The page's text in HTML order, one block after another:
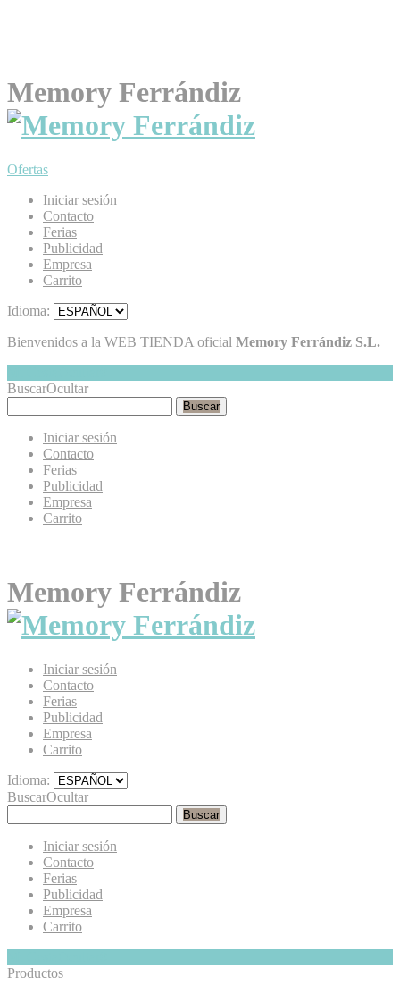
Memory Ferrándiz
Ofertas
Iniciar sesión
Contacto
Ferias
Publicidad
Empresa
Carrito
Idioma:
Bienvenidos a la WEB TIENDA oficial Memory Ferrándiz S.L.
BuscarOcultar
Buscar
Iniciar sesión
Contacto
Ferias
Publicidad
Empresa
Carrito
Memory Ferrándiz
Iniciar sesión
Contacto
Ferias
Publicidad
Empresa
Carrito
Idioma:
BuscarOcultar
Buscar
Iniciar sesión
Contacto
Ferias
Publicidad
Empresa
Carrito
Productos